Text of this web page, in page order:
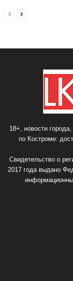
18+, новости
по Костроме:
Свидетельство о
2017 года выдано